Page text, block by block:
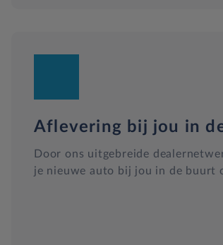
Aflevering bij jou in
Door ons uitgebreide
je nieuwe auto bij jou in de buurt